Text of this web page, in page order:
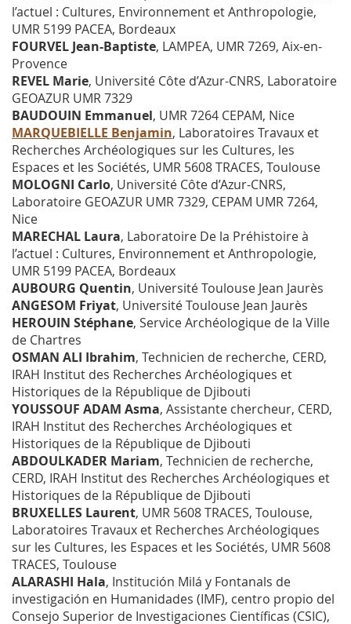
l’actuel : Cultures, Environnement et Anthropologie,
UMR 5199 PACEA, Bordeaux
FOURVEL Jean-Baptiste, LAMPEA, UMR 7269, Aix-en-
Provence
REVEL Marie, Université Côte d’Azur-CNRS, Laboratoire
GEOAZUR UMR 7329
BAUDOUIN Emmanuel, UMR 7264 CEPAM, Nice
MARQUEBIELLE Benjamin, Laboratoires Travaux et
Recherches Archéologiques sur les Cultures, les
Espaces et les Sociétés, UMR 5608 TRACES, Toulouse
MOLOGNI Carlo, Université Côte d’Azur-CNRS,
Laboratoire GEOAZUR UMR 7329, CEPAM UMR 7264,
Nice
MARECHAL Laura, Laboratoire De la Préhistoire à
l’actuel : Cultures, Environnement et Anthropologie,
UMR 5199 PACEA, Bordeaux
AUBOURG Quentin, Université Toulouse Jean Jaurès
ANGESOM Friyat, Université Toulouse Jean Jaurès
HEROUIN Stéphane, Service Archéologique de la Ville
de Chartres
OSMAN ALI Ibrahim, Technicien de recherche, CERD,
IRAH Institut des Recherches Archéologiques et
Historiques de la République de Djibouti
YOUSSOUF ADAM Asma, Assistante chercheur, CERD,
IRAH Institut des Recherches Archéologiques et
Historiques de la République de Djibouti
ABDOULKADER Mariam, Technicien de recherche,
CERD, IRAH Institut des Recherches Archéologiques et
Historiques de la République de Djibouti
BRUXELLES Laurent, UMR 5608 TRACES, Toulouse,
Laboratoires Travaux et Recherches Archéologiques
sur les Cultures, les Espaces et les Sociétés, UMR 5608
TRACES, Toulouse
ALARASHI Hala, Institución Milá y Fontanals de
investigación en Humanidades (IMF), centro propio del
Consejo Superior de Investigaciones Científicas (CSIC),